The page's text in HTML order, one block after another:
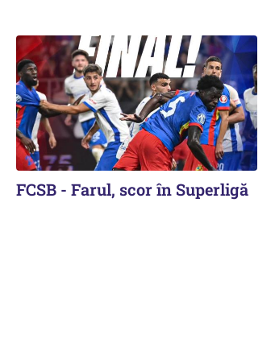
FCSB - Farul, scor în Superligă